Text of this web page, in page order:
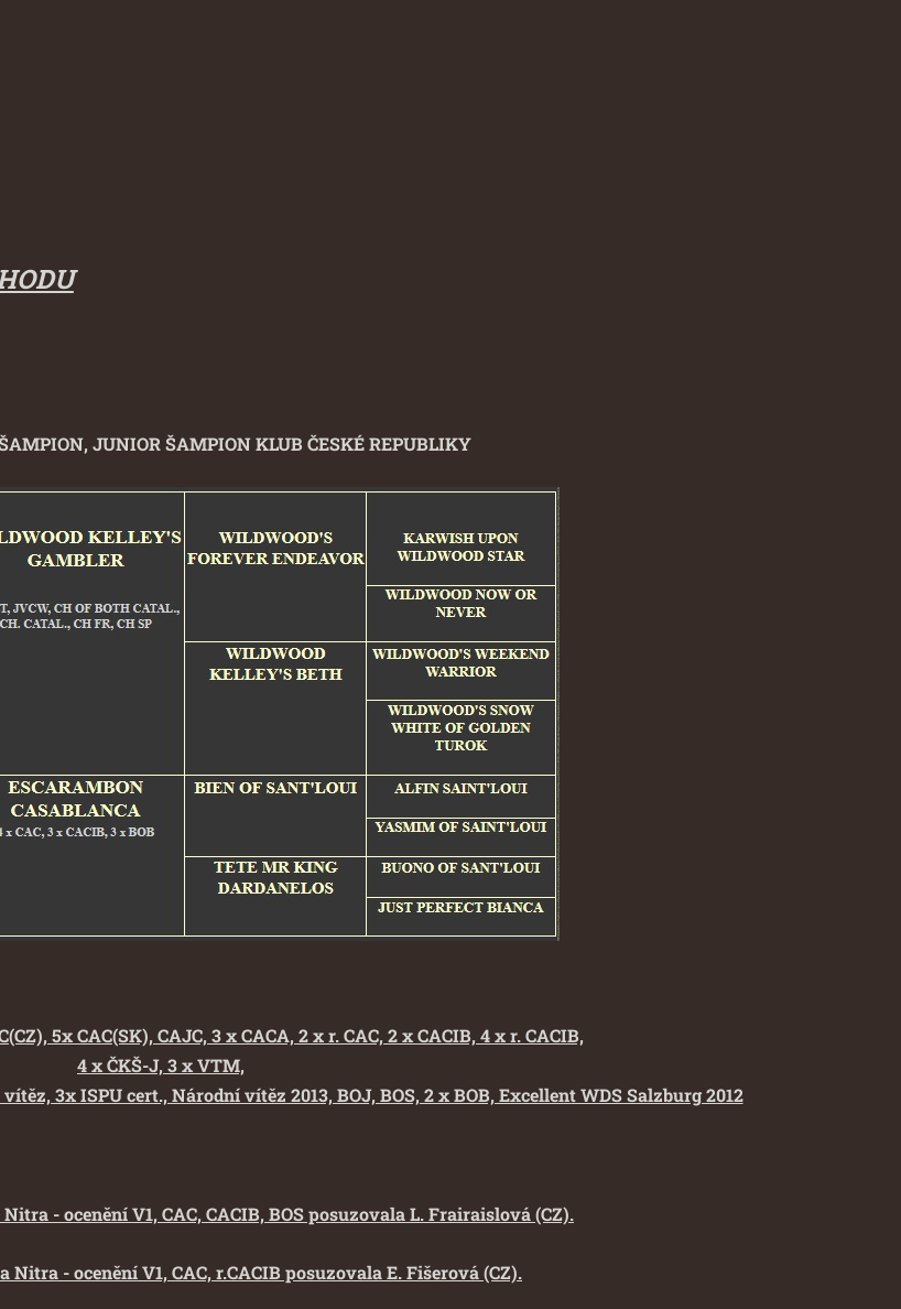
, JUNIOR ŠAMPION KLUB ČESKÉ REPUBLIKY
5x CAC(SK), CAJC, 3 x CACA, 2 x r. CAC, 2 x CACIB, 4 x r. CACIB,
4 x ČKŠ-J, 3 x VTM,
3x ISPU cert., Národní vítěz 2013, BOJ, BOS, 2 x BOB, Excellent WDS Salzburg 2012
- ocenění V1, CAC, CACIB, BOS posuzovala L. Frairaislová (CZ).
- ocenění V1, CAC, r.CACIB posuzovala E. Fišerová (CZ).